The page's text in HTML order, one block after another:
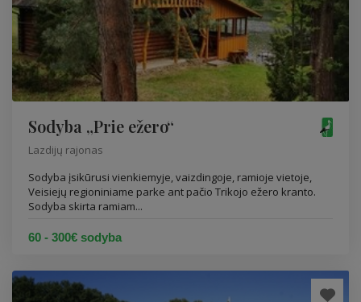
Sodyba „Prie ežero“
Lazdijų rajonas
Sodyba įsikūrusi vienkiemyje, vaizdingoje, ramioje vietoje,
Veisiejų regioniniame parke ant pačio Trikojo ežero kranto.
Sodyba skirta ramiam...
60 - 300€ sodyba